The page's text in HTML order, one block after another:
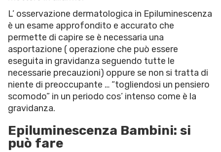
L’ osservazione dermatologica in Epiluminescenza
è un esame approfondito e accurato che
permette di capire se è necessaria una
asportazione ( operazione che può essere
eseguita in gravidanza seguendo tutte le
necessarie precauzioni) oppure se non si tratta di
niente di preoccupante … “togliendosi un pensiero
scomodo” in un periodo cos’ intenso come è la
gravidanza.
Epiluminescenza Bambini: si
può fare